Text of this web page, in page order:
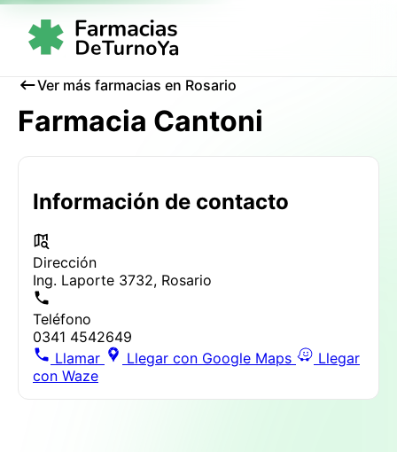
Ver más farmacias en Rosario
Farmacia Cantoni
Información de contacto
Dirección
Ing. Laporte 3732, Rosario
Teléfono
0341 4542649
Llamar
Llegar con Google Maps
Llegar
con Waze